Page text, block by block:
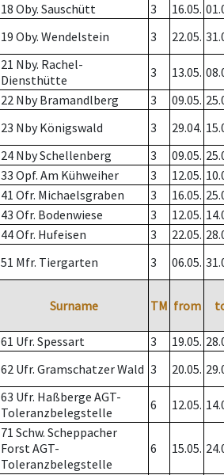
18 Oby. Sauschütt 3 16.05.
19 Oby. Wendelstein 3 22.05.
21 Nby. Rachel-
Diensthütte
3 13.05.
22 Nby Bramandlberg 3 09.05.
23 Nby Königswald 3 29.04.
24 Nby Schellenberg 3 09.05.
33 Opf. Am Kühweiher 3 12.05.
41 Ofr. Michaelsgraben 3 16.05.
43 Ofr. Bodenwiese 3 12.05.
44 Ofr. Hufeisen 3 22.05.
51 Mfr. Tiergarten 3 06.05.
Surname TM from
61 Ufr. Spessart 3 19.05.
62 Ufr. Gramschatzer Wald 3 20.05.
63 Ufr. Haßberge AGT-
Toleranzbelegstelle
6 12.05.
71 Schw. Scheppacher
Forst AGT-
Toleranzbelegstelle
6 15.05.